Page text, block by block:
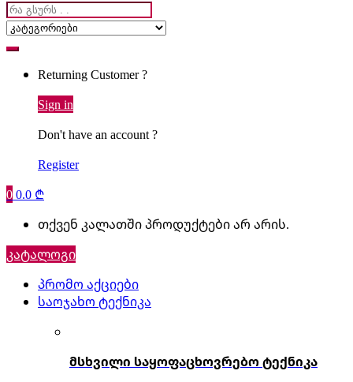
Returning Customer ?
Sign in
Don't have an account ?
Register
00.0 ₾
თქვენ კალათში პროდუქტები არ არის.
კატალოგი
პრომო აქციები
საოჯახო ტექნიკა
მსხვილი საყოფაცხოვრებო ტექნიკა